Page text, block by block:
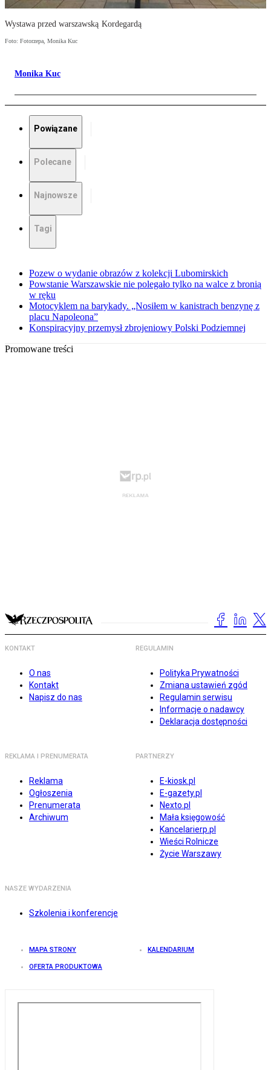
Wystawa przed warszawską Kordegardą
Foto: Fotorzepa, Monika Kuc
Monika Kuc
Powiązane
Polecane
Najnowsze
Tagi
Pozew o wydanie obrazów z kolekcji Lubomirskich
Powstanie Warszawskie nie polegało tylko na walce z bronią
w ręku
Motocyklem na barykady. „Nosiłem w kanistrach benzynę z
placu Napoleona”
Konspiracyjny przemysł zbrojeniowy Polski Podziemnej
Promowane treści
KONTAKT
O nas
Kontakt
Napisz do nas
REGULAMIN
Polityka Prywatności
Zmiana ustawień zgód
Regulamin serwisu
Informacje o nadawcy
Deklaracja dostępności
REKLAMA I PRENUMERATA
Reklama
Ogłoszenia
Prenumerata
Archiwum
PARTNERZY
E-kiosk.pl
E-gazety.pl
Nexto.pl
Mała księgowość
Kancelarierp.pl
Wieści Rolnicze
Życie Warszawy
NASZE WYDARZENIA
Szkolenia i konferencje
MAPA STRONY KALENDARIUM
OFERTA PRODUKTOWA